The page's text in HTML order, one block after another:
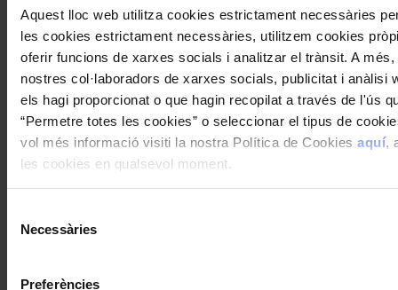
Aquest lloc web utilitza cookies estrictament necessàries
les cookies estrictament necessàries, utilitzem cookies
oferir funcions de xarxes socials i analitzar el trànsit. A
nostres col·laboradors de xarxes socials, publicitat i
els hagi proporcionat o que hagin recopilat a través de l'ús
“Permetre totes les cookies” o seleccionar el tipus de
vol més informació visiti la nostra Política de Cookies aquí,
les cookies en qualsevol moment.
Necessàries
Preferències
Cerca